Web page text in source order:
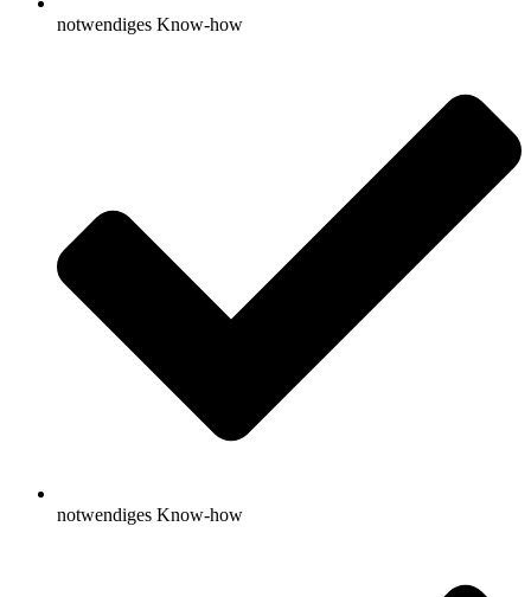
notwendiges Know-how
notwendiges Know-how